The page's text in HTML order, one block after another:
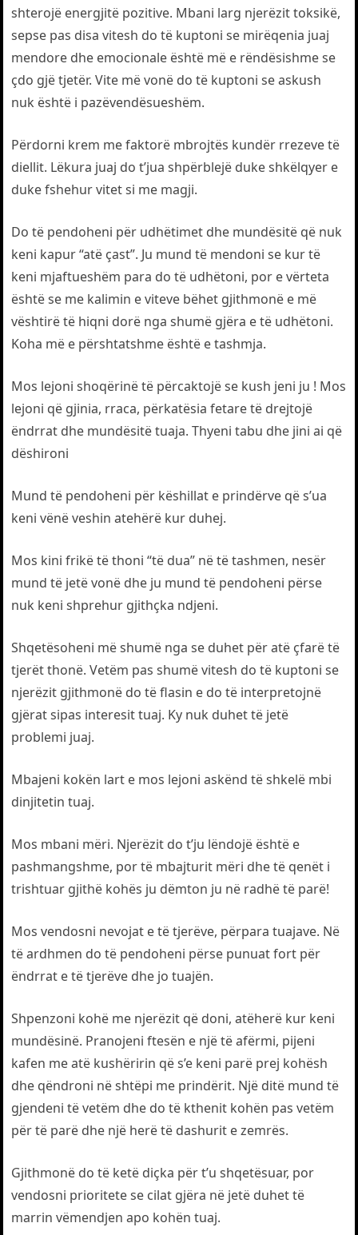
shterojë energjitë pozitive. Mbani larg njerëzit toksikë,
sepse pas disa vitesh do të kuptoni se mirëqenia juaj
mendore dhe emocionale është më e rëndësishme se
çdo gjë tjetër. Vite më vonë do të kuptoni se askush
nuk është i pazëvendësueshëm.
Përdorni krem me faktorë mbrojtës kundër rrezeve të
diellit. Lëkura juaj do t’jua shpërblejë duke shkëlqyer e
duke fshehur vitet si me magji.
Do të pendoheni për udhëtimet dhe mundësitë që nuk
keni kapur “atë çast”. Ju mund të mendoni se kur të
keni mjaftueshëm para do të udhëtoni, por e vërteta
është se me kalimin e viteve bëhet gjithmonë e më
vështirë të hiqni dorë nga shumë gjëra e të udhëtoni.
Koha më e përshtatshme është e tashmja.
Mos lejoni shoqërinë të përcaktojë se kush jeni ju ! Mos
lejoni që gjinia, rraca, përkatësia fetare të drejtojë
ëndrrat dhe mundësitë tuaja. Thyeni tabu dhe jini ai që
dëshironi
Mund të pendoheni për këshillat e prindërve që s’ua
keni vënë veshin atehërë kur duhej.
Mos kini frikë të thoni “të dua” në të tashmen, nesër
mund të jetë vonë dhe ju mund të pendoheni përse
nuk keni shprehur gjithçka ndjeni.
Shqetësoheni më shumë nga se duhet për atë çfarë të
tjerët thonë. Vetëm pas shumë vitesh do të kuptoni se
njerëzit gjithmonë do të flasin e do të interpretojnë
gjërat sipas interesit tuaj. Ky nuk duhet të jetë
problemi juaj.
Mbajeni kokën lart e mos lejoni askënd të shkelë mbi
dinjitetin tuaj.
Mos mbani mëri. Njerëzit do t’ju lëndojë është e
pashmangshme, por të mbajturit mëri dhe të qenët i
trishtuar gjithë kohës ju dëmton ju në radhë të parë!
Mos vendosni nevojat e të tjerëve, përpara tuajave. Në
të ardhmen do të pendoheni përse punuat fort për
ëndrrat e të tjerëve dhe jo tuajën.
Shpenzoni kohë me njerëzit që doni, atëherë kur keni
mundësinë. Pranojeni ftesën e një të afërmi, pijeni
kafen me atë kushëririn që s’e keni parë prej kohësh
dhe qëndroni në shtëpi me prindërit. Një ditë mund të
gjendeni të vetëm dhe do të kthenit kohën pas vetëm
për të parë dhe një herë të dashurit e zemrës.
Gjithmonë do të ketë diçka për t’u shqetësuar, por
vendosni prioritete se cilat gjëra në jetë duhet të
marrin vëmendjen apo kohën tuaj.